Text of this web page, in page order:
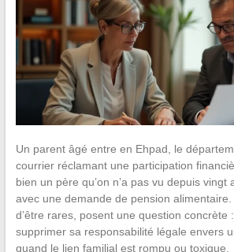
Un parent âgé entre en Ehpad, le
courrier réclamant une participation
bien un père qu’on n’a pas vu depuis vingt
avec une demande de pension
d’être rares, posent une question concrète
supprimer sa responsabilité légale envers
quand le lien familial est rompu ou toxique.